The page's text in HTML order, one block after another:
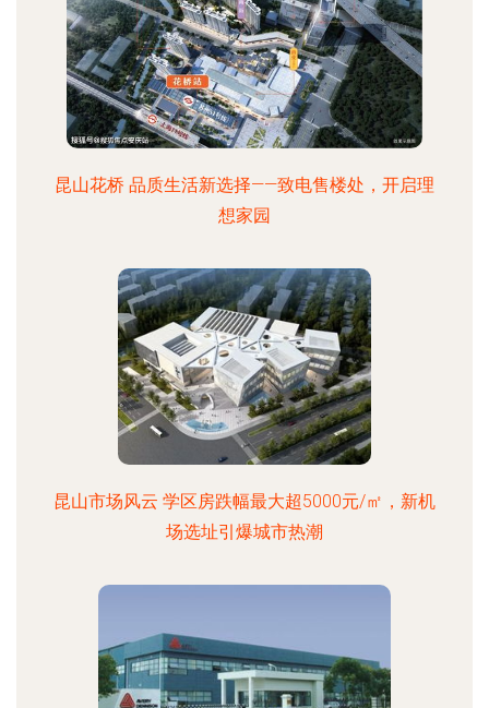
昆山花桥 品质生活新选择——致电售楼处，开启理
想家园
昆山市场风云 学区房跌幅最大超5000元/㎡，新机
场选址引爆城市热潮